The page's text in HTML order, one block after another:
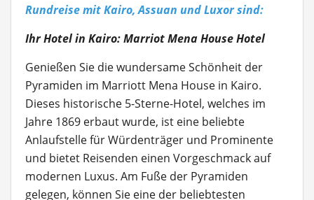
Rundreise mit Kairo, Assuan und Luxor sind:
Ihr Hotel in Kairo: Marriot Mena House Hotel
Genießen Sie die wundersame Schönheit der
Pyramiden im Marriott Mena House in Kairo.
Dieses historische 5-Sterne-Hotel, welches im
Jahre 1869 erbaut wurde, ist eine beliebte
Anlaufstelle für Würdenträger und Prominente
und bietet Reisenden einen Vorgeschmack auf
modernen Luxus. Am Fuße der Pyramiden
gelegen, können Sie eine der beliebtesten